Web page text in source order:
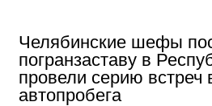
Челябинские шефы
погранзаставу в
провели серию встреч
автопробега